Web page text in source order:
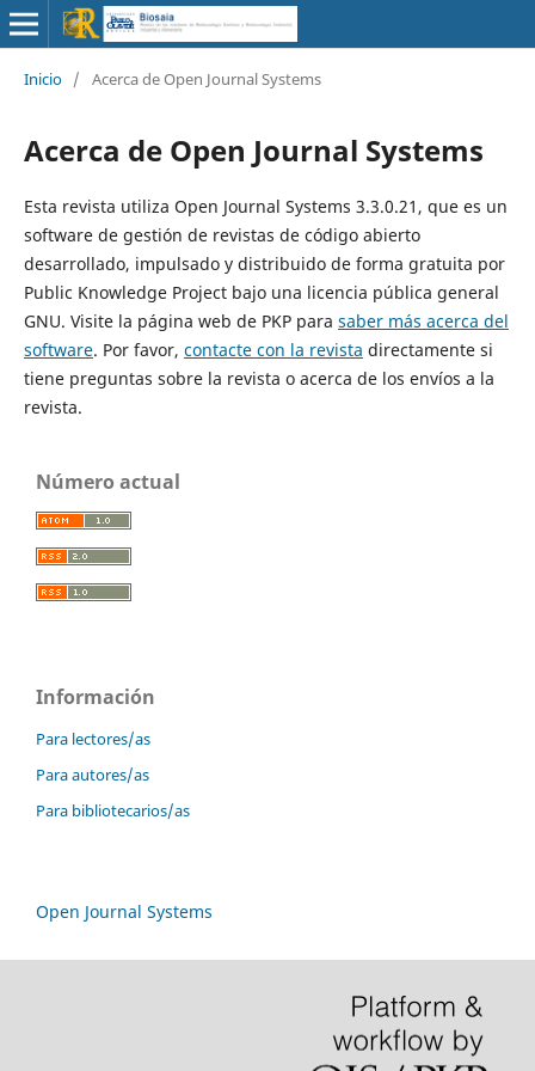
Inicio / Acerca de Open Journal Systems
Acerca de Open Journal Systems
Esta revista utiliza Open Journal Systems 3.3.0.21, que es un
software de gestión de revistas de código abierto
desarrollado, impulsado y distribuido de forma gratuita por
Public Knowledge Project bajo una licencia pública general
GNU. Visite la página web de PKP para saber más acerca del
software. Por favor, contacte con la revista directamente si
tiene preguntas sobre la revista o acerca de los envíos a la
revista.
Número actual
Información
Para lectores/as
Para autores/as
Para bibliotecarios/as
Open Journal Systems